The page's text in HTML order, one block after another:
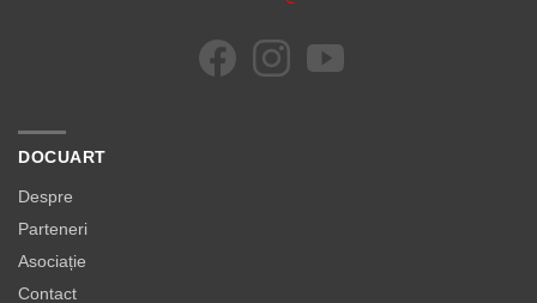
DOCUART
Despre
Parteneri
Asociație
Contact